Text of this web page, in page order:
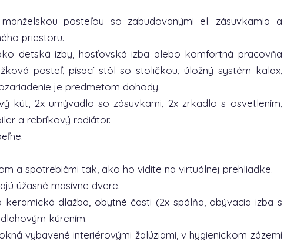
posteľou so zabudovanými el. zásuvkamia a
priestoru.
detská izby, hosťovská izba alebo komfortná pracovňa
posteľ, písací stôl so stoličkou, úložný systém kalax,
je predmetom dohody.
kút, 2x umývadlo so zásuvkami, 2x zrkadlo s osvetlením,
a rebríkový radiátor.
a spotrebičmi tak, ako ho vidíte na virtuálnej prehliadke.
úžasné masívne dvere.
dlažba, obytné časti (2x spálňa, obývacia izba s
kúrením.
vybavené interiérovými žalúziami, v hygienickom zázemí